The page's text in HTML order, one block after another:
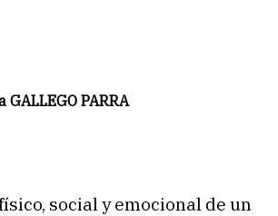
GALLEGO PARRA
social y emocional de un